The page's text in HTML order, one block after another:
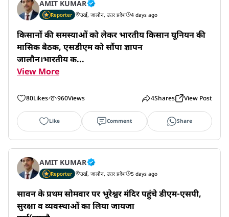
AMIT KUMAR
Reporter उरई, जालौन, उत्तर प्रदेश 4 days ago
किसानों की समस्याओं को लेकर भारतीय किसान यूनियन की
मासिक बैठक, एसडीएम को सौंपा ज्ञापन
जालौन।भारतीय क...
View More
80Likes 960Views 4Shares View Post
Like Comment Share
AMIT KUMAR
Reporter उरई, जालौन, उत्तर प्रदेश 5 days ago
सावन के प्रथम सोमवार पर भूरेश्वर मंदिर पहुंचे डीएम-एसपी,
सुरक्षा व व्यवस्थाओं का लिया जायजा